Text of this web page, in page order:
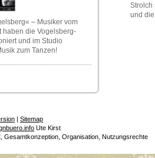
– Musiker vom
haben die Vogelsberg-
und im Studio
zum Tanzen!
Strolch
und die
Sitemap
Ute Kirst
Gesamtkonzeption, Organisation, Nutzungsrechte